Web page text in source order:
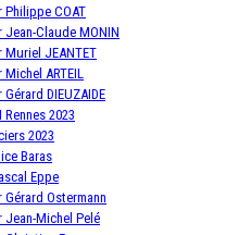
Philippe COAT
Jean-Claude MONIN
Muriel JEANTET
Michel ARTEIL
Gérard DIEUZAIDE
Rennes 2023
2023
Baras
Eppe
Gérard Ostermann
Jean-Michel Pelé